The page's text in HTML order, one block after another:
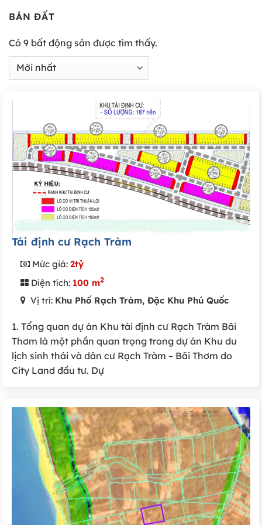
BÁN ĐẤT
Có 9 bất động sản được tìm thấy.
Tái định cư Rạch Tràm
Mức giá: 2tỷ
Diện tích: 100 m2
Vị trí: Khu Phố Rạch Tràm, Đặc Khu Phú Quốc
1. Tổng quan dự án Khu tái định cư Rạch Tràm Bãi
Thơm là một phần quan trọng trong dự án Khu du
lịch sinh thái và dân cư Rạch Tràm – Bãi Thơm do
City Land đầu tư. Dự